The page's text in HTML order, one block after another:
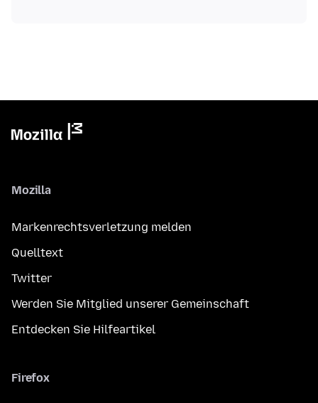
Mozilla
Markenrechtsverletzung melden
Quelltext
Twitter
Werden Sie Mitglied unserer Gemeinschaft
Entdecken Sie Hilfeartikel
Firefox